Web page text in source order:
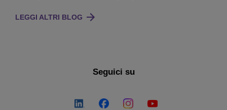
LEGGI ALTRI BLOG
Seguici su